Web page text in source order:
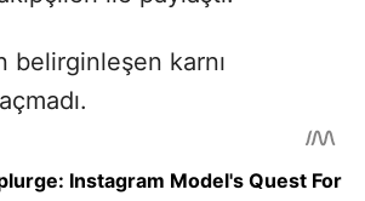
belirginleşen karnı